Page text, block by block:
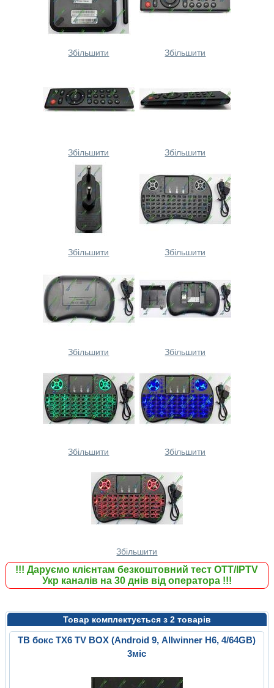
Збільшити Збільшити
Збільшити Збільшити
Збільшити Збільшити
Збільшити Збільшити
Збільшити Збільшити
Збільшити
!!! Даруємо клієнтам безкоштовний тест ОТТ/IPTV
Укр каналів на 30 днів від оператора!!!
Товар комплектується з 2 товарів
ТВ бокс TX6 TV BOX (Android 9, Allwinner H6, 4/64GB)
3міс